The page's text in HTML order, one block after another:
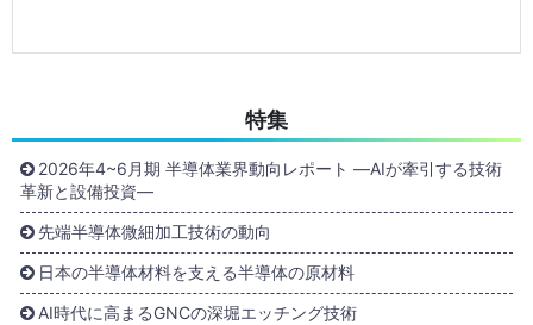
特集
2026年4~6月期 半導体業界動向レポート ―AIが牽引する技術
革新と設備投資―
先端半導体微細加工技術の動向
日本の半導体材料を支える半導体の原材料
AI時代に高まるGNCの深堀エッチング技術